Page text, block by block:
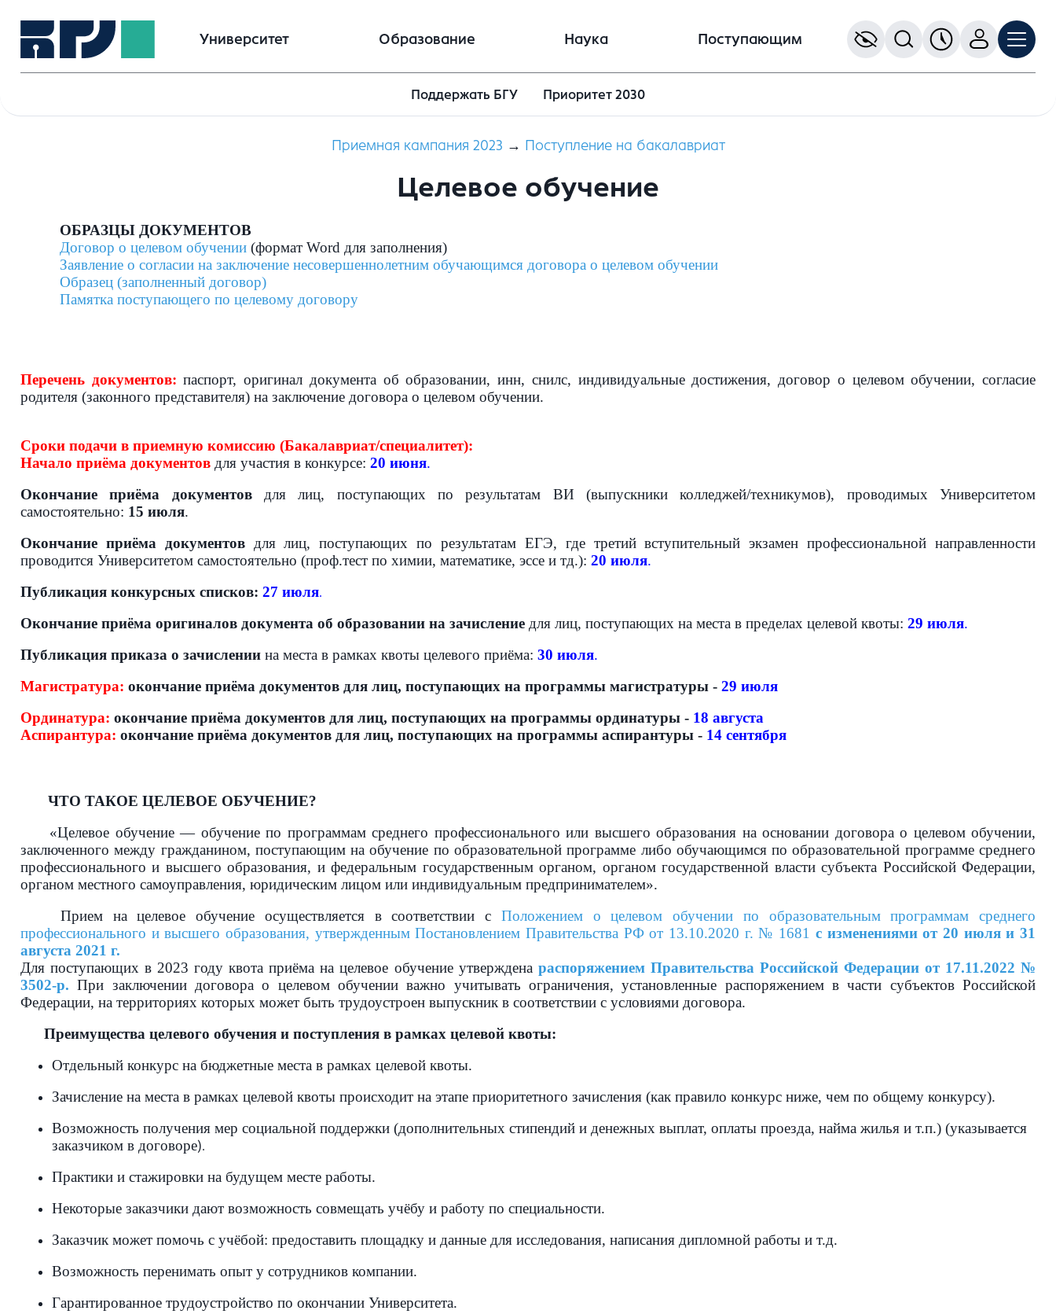
Университет Образование Наука Поступающим
Поддержать БГУ Приоритет 2030
Приемная кампания 2023 → Поступление на бакалавриат
Целевое обучение
ОБРАЗЦЫ ДОКУМЕНТОВ
Договор о целевом обучении (формат Word для заполнения)
Заявление о согласии на заключение несовершеннолетним обучающимся договора о целевом обучении
Образец (заполненный договор)
Памятка поступающего по целевому договору
Перечень документов: паспорт, оригинал документа об образовании, инн, снилс, индивидуальные достижения, договор о целевом обучении, согласие
родителя (законного представителя) на заключение договора о целевом обучении.
Сроки подачи в приемную комиссию (Бакалавриат/специалитет):
Начало приёма документов для участия в конкурсе: 20 июня.
Окончание приёма документов
для лиц, поступающих по результатам ВИ (выпускники колледжей/техникумов), проводимых Университетом
самостоятельно: 15 июля.
Окончание приёма документов для лиц,поступающих по результатам ЕГЭ, где третийвступительный экзамен профессиональной направленности
проводится Университетом самостоятельно (проф.тест по химии, математике, эссе и тд.): 20 июля.
Публикация конкурсных списков: 27 июля.
Окончание приёма оригиналов документа об образовании на зачисление для лиц, поступающих на места в пределах целевой квоты: 29 июля.
Публикация приказа о зачислении на места в рамках квоты целевого приёма: 30 июля.
Магистратура: окончание приёма документов для лиц, поступающих на программы магистратуры - 29 июля
Ординатура: окончание приёма документов для лиц, поступающих на программы ординатуры - 18 августа
Аспирантура: окончание приёма документов для лиц, поступающих на программы аспирантуры - 14 сентября
ЧТО ТАКОЕ ЦЕЛЕВОЕ ОБУЧЕНИЕ?
«Целевое обучение — обучение по программам среднего профессионального или высшего образования на основании договора о целевом обучении,
заключенного между гражданином, поступающим на обучение по образовательной программе либо обучающимся по образовательной программе среднего
профессионального и высшего образования, и федеральным государственным органом, органом государственной власти субъекта Российской Федерации,
органом местного самоуправления, юридическим лицом или индивидуальным предпринимателем».
Прием на целевое обучение осуществляется в соответствии с Положением о целевом обучении по образовательным программам среднего
профессионального и высшего образования, утвержденным Постановлением Правительства РФ от 13.10.2020 г. № 1681с изменениями от 20 июля и 31
августа 2021 г.
Для поступающих в 2023 году квота приёма на целевое обучение утверждена распоряжением Правительства Российской Федерации от 17.11.2022 №
3502-р. При заключении договора о целевом обучении важно учитывать ограничения, установленные распоряжением в части субъектов Российской
Федерации, на территориях которых может быть трудоустроен выпускник в соответствии с условиями договора.
Преимущества целевого обучения и поступления в рамках целевой квоты:
Отдельный конкурс на бюджетные места в рамках целевой квоты.
Зачисление на места в рамках целевой квоты происходит на этапе приоритетного зачисления (как правило конкурс ниже, чем по общему конкурсу).
Возможность получения мер социальной поддержки (дополнительных стипендий и денежных выплат, оплаты проезда, найма жилья и т.п.) (указывается
заказчиком в договоре).
Практики и стажировки на будущем месте работы.
Некоторые заказчики дают возможность совмещать учёбу и работу по специальности.
Заказчик может помочь с учёбой: предоставить площадку и данные для исследования, написания дипломной работы и т.д.
Возможность перенимать опыт у сотрудников компании.
Гарантированное трудоустройство по окончании Университета.